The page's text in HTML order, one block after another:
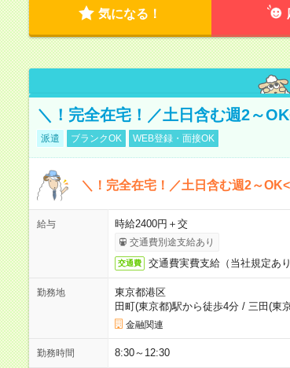
気になる！
＼！完全在宅！／土日含む週2～
派遣 ブランクOK WEB登録・面接OK
＼！完全在宅！／土日含む週2～
給与 時給2400円＋交
交通費別途支給あり
交通費 交通費実費支給（当社規定あり
勤務地
東京都港区
田町(東京都)駅から徒歩4分/ 三田(東
金融関連
勤務時間 8:30～12:30